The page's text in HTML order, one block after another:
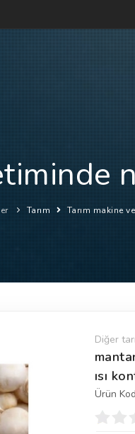
Tarım Tarım makine
Diğer
ısı
Ürün